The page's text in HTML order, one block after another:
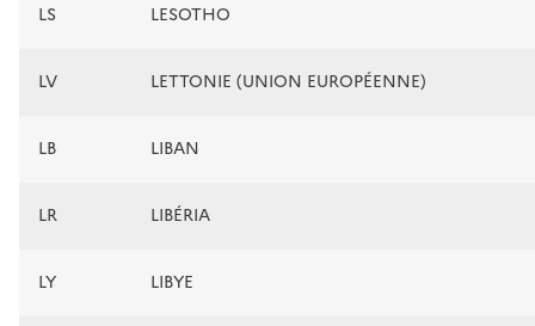
LS LESOTHO
LV LETTONIE (UNION EUROPÉENNE)
LB LIBAN
LR LIBÉRIA
LY LIBYE